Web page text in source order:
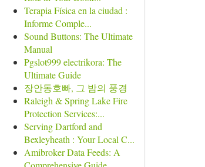
Terapia Física en la ciudad :
Informe Comple...
Sound Buttons: The Ultimate
Manual
Pgslot999 electrikora: The
Ultimate Guide
장안동호빠, 그 밤의 풍경
Raleigh & Spring Lake Fire
Protection Services:...
Serving Dartford and
Bexleyheath : Your Local C...
Amibroker Data Feeds: A